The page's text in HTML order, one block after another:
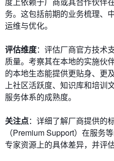
务。这包括前期的业务梳理、
运维与优化。
评估维度：评估厂商官方技术
质量。考察其在本地的实施伙
的本地生态能提供更贴身、更
上社区活跃度、知识库和培训
服务体系的成熟度。
关注点：详细了解厂商提供的
（Premium Support）在服务
专家资源上的具体差异，并评